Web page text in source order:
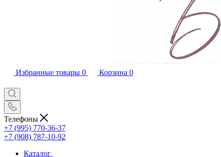
Избранные товары 0 Корзина 0
Телефоны
+7 (995) 770-36-37
+7 (908) 787-10-92
Каталог